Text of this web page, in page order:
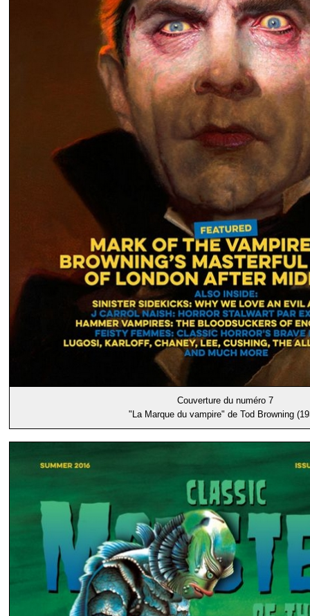
Couverture du numéro 7
"La Marque du vampire" de Tod Browning